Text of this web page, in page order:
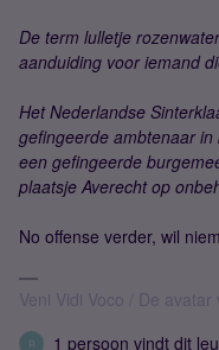
De term lulletje
aanduiding voor iemand
Het Nederlandse
gefingeerde ambtenaar
een gefingeerde
plaatsje Averecht op
No offense verder, wil
Veni Vidi Voco / De
R 1 persoon vindt dit